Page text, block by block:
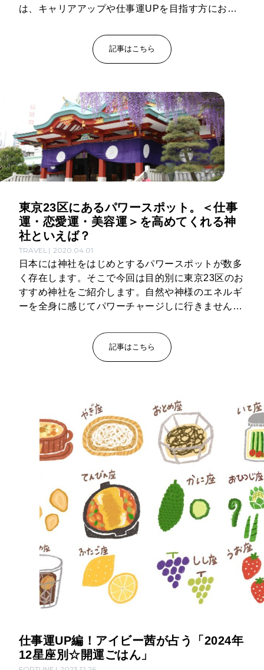
は、キャリアアップや仕事運UPを目指す方におす
たの背中を押してくれるはず。
記事はこちら
東京23区にあるパワースポット。＜仕事
運・恋愛運・美容運＞を高めてくれる神
社といえば？
TRAVEL 2020.04.01
日本には神社をはじめとするパワースポットが数多
く存在します。そこで今回は目的別に東京23区のお
すすめ神社をご紹介します。自然や神様のエネルギ
ーを全身に感じてパワーチャージしに行きません
記事はこちら
仕事運UP編！アイビー茜が占う「2024年
12星座別☆開運ごはん」